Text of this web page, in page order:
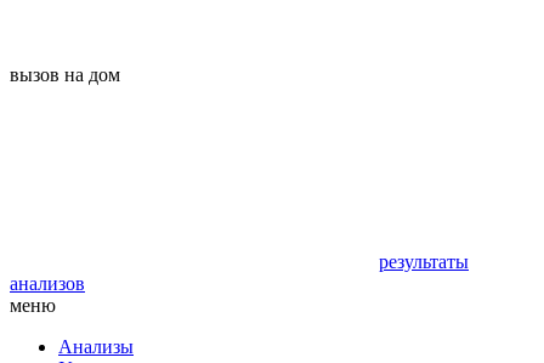
вызов на дом
результаты
анализов
меню
Анализы